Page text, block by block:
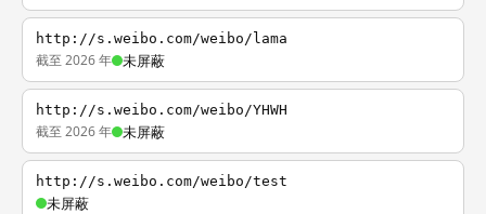
http://s.weibo.com/weibo/lama
截至 2026 年 未屏蔽
http://s.weibo.com/weibo/YHWH
截至 2026 年 未屏蔽
http://s.weibo.com/weibo/test
未屏蔽